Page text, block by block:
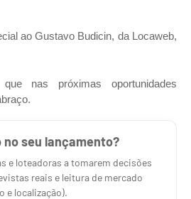
ao Gustavo Budicin, da Locaweb,
nas próximas oportunidades
seu lançamento?
e loteadoras a tomarem decisões
reais e leitura de mercado
e localização).